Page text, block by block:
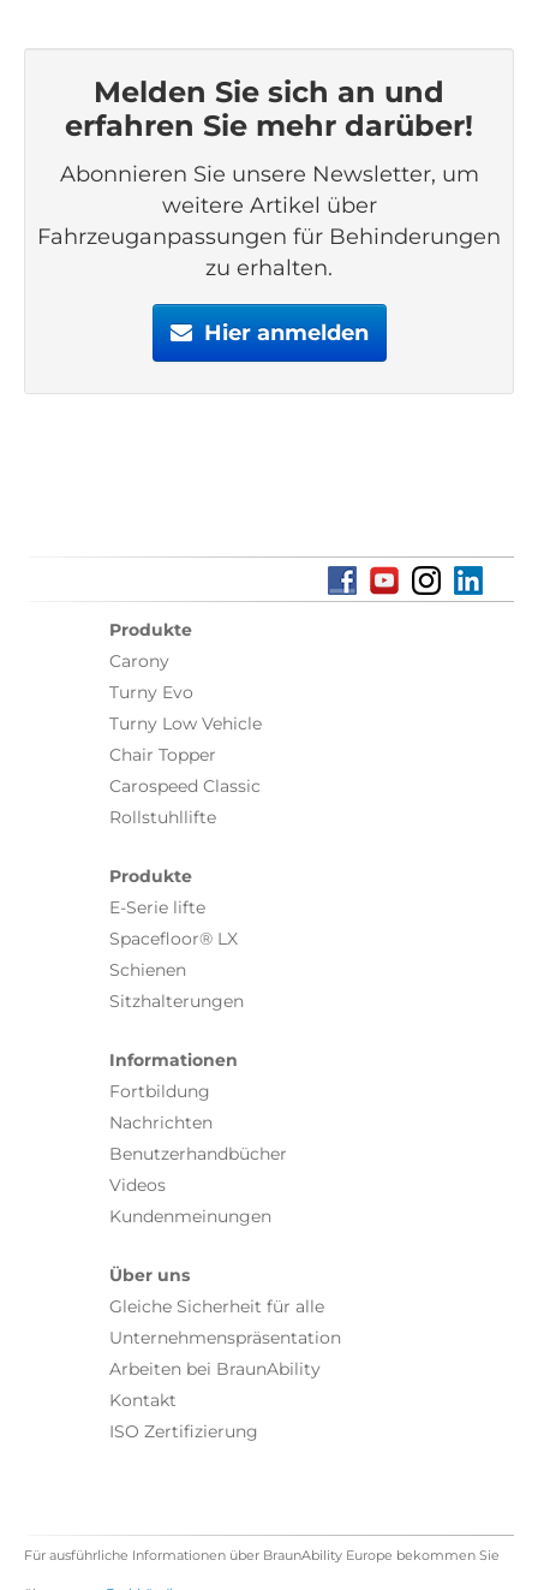
Melden Sie sich an und
erfahren Sie mehr darüber!
Abonnieren Sie unsere Newsletter, um
weitere Artikel über
Fahrzeuganpassungen für Behinderungen
zu erhalten.
Hier anmelden
Produkte
Carony
Turny Evo
Turny Low Vehicle
Chair Topper
Carospeed Classic
Rollstuhllifte
Produkte
E-Serie lifte
Spacefloor® LX
Schienen
Sitzhalterungen
Informationen
Fortbildung
Nachrichten
Benutzerhandbücher
Videos
Kundenmeinungen
Über uns
Gleiche Sicherheit für alle
Unternehmenspräsentation
Arbeiten bei BraunAbility
Kontakt
ISO Zertifizierung
Für ausführliche Informationen über BraunAbility Europe bekommen Sie